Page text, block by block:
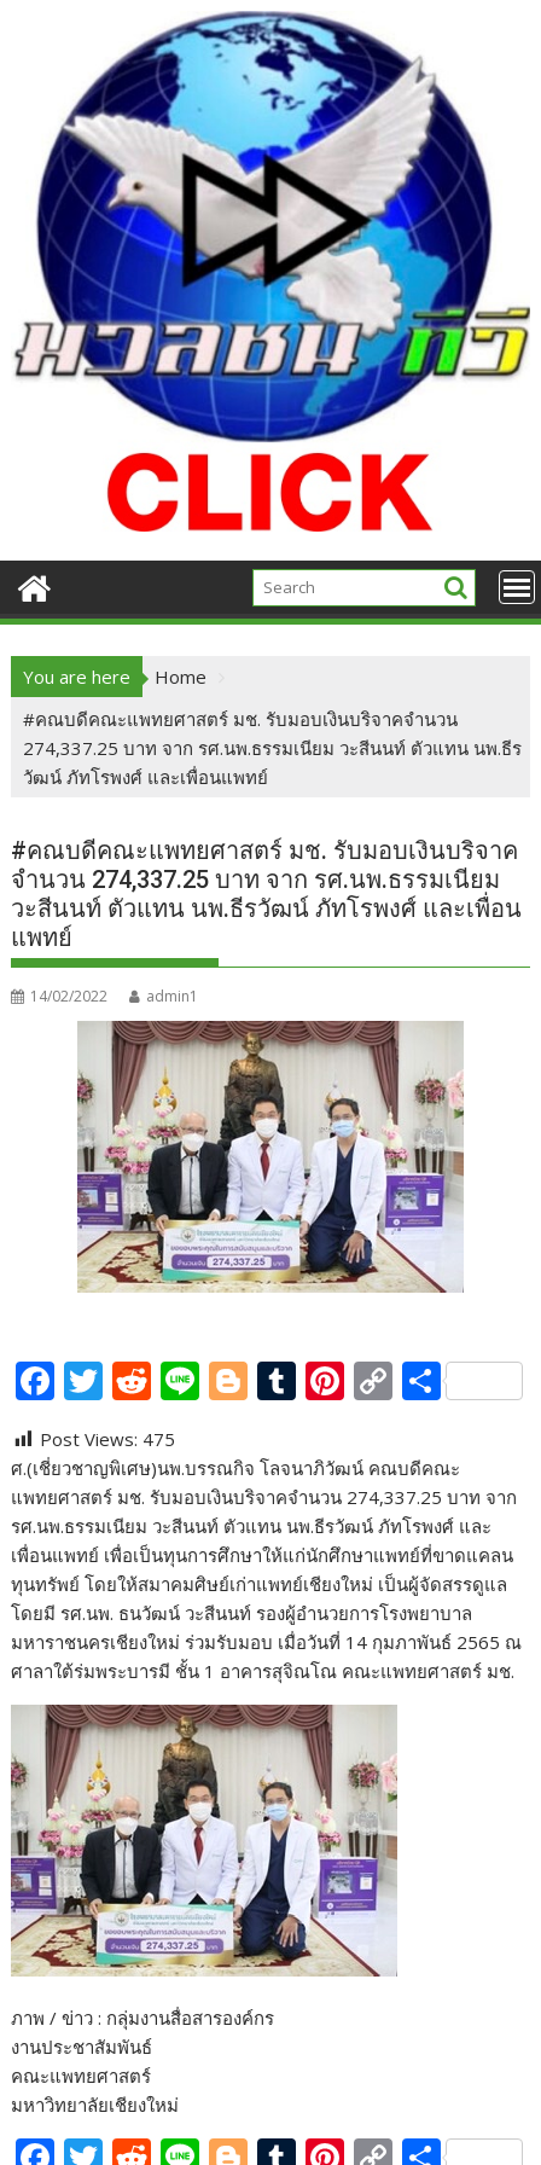
You are here
Home
#คณบดีคณะแพทยศาสตร์ มช. รับมอบเงินบริจาคจำนวน
274,337.25 บาท จาก รศ.นพ.ธรรมเนียม วะสีนนท์ ตัวแทน นพ.ธีร
วัฒน์ ภัทโรพงศ์ และเพื่อนแพทย์
#คณบดีคณะแพทยศาสตร์ มช. รับมอบเงินบริจาค
จำนวน 274,337.25 บาท จาก รศ.นพ.ธรรมเนียม
วะสีนนท์ ตัวแทน นพ.ธีรวัฒน์ ภัทโรพงศ์ และเพื่อน
แพทย์
14/02/2022 admin1
F
e
b
o
o
k
T
itt
er
R
d
di
t
Li
e
Bl
g
g
er
T
m
bl
r
Pi
er
e
st
C
p
y
Li
n
k
S
ar
e
Post Views: 475
ศ.(เชี่ยวชาญพิเศษ)นพ.บรรณกิจ โลจนาภิวัฒน์ คณบดีคณะ
แพทยศาสตร์ มช. รับมอบเงินบริจาคจำนวน 274,337.25 บาท จาก
รศ.นพ.ธรรมเนียม วะสีนนท์ ตัวแทน นพ.ธีรวัฒน์ ภัทโรพงศ์ และ
เพื่อนแพทย์ เพื่อเป็นทุนการศึกษาให้แก่นักศึกษาแพทย์ที่ขาดแคลน
ทุนทรัพย์ โดยให้สมาคมศิษย์เก่าแพทย์เชียงใหม่ เป็นผู้จัดสรรดูแล
โดยมี รศ.นพ. ธนวัฒน์ วะสีนนท์ รองผู้อำนวยการโรงพยาบาล
มหาราชนครเชียงใหม่ ร่วมรับมอบ เมื่อวันที่ 14 กุมภาพันธ์ 2565 ณ
ศาลาใต้ร่มพระบารมี ชั้น 1 อาคารสุจิณโณ คณะแพทยศาสตร์ มช.
ภาพ / ข่าว : กลุ่มงานสื่อสารองค์กร
งานประชาสัมพันธ์
คณะแพทยศาสตร์
มหาวิทยาลัยเชียงใหม่